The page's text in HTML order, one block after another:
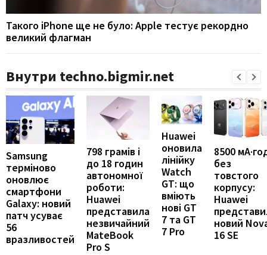
Такого iPhone ще не було: Apple тестує рекордно
великий флагман
Внутри techno.bigmir.net
Samsung
терміново
оновлює
смартфони
Galaxy: новий
патч усуває
56
вразливостей
798 грамів і
до 18 годин
автономної
роботи:
Huawei
представила
незвичайний
MateBook
Pro S
Huawei
оновила
лінійку
Watch
GT: що
вміють
нові GT
7 та GT
7 Pro
8500
без
товстого
корпусу:
Huawei
новий
16 SE